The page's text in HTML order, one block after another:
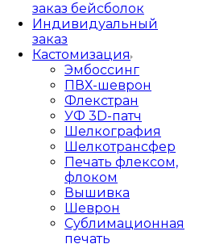
заказ бейсболок
Индивидуальный
заказ
Кастомизация
Эмбоссинг
ПВХ-шеврон
Флекстран
УФ 3D-патч
Шелкография
Шелкотрансфер
Печать флексом,
флоком
Вышивка
Шеврон
Сублимационная
печать